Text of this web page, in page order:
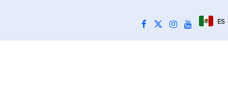
ES